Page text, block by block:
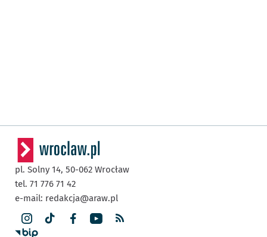
pl. Solny 14, 50-062 Wrocław
tel. 71 776 71 42
e-mail: redakcja@araw.pl